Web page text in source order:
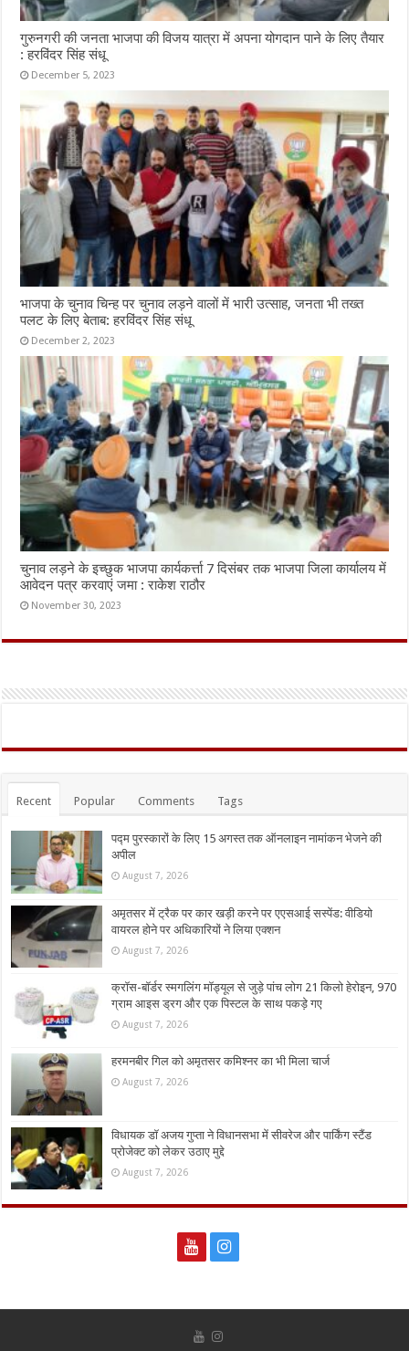
गुरुनगरी की जनता भाजपा की विजय यात्रा में अपना योगदान पाने के लिए तैयार
: हरविंदर सिंह संधू
December 5, 2023
भाजपा के चुनाव चिन्ह पर चुनाव लड़ने वालों में भारी उत्साह, जनता भी तख्त
पलट के लिए बेताब: हरविंदर सिंह संधू
December 2, 2023
चुनाव लड़ने के इच्छुक भाजपा कार्यकर्त्ता 7 दिसंबर तक भाजपा जिला कार्यालय में
आवेदन पत्र करवाएं जमा : राकेश राठौर
November 30, 2023
Recent Popular Comments Tags
पद्म पुरस्कारों के लिए 15 अगस्त तक ऑनलाइन नामांकन भेजने की
अपील
August 7, 2026
अमृतसर में ट्रैक पर कार खड़ी करने पर एएसआई सस्पेंड: वीडियो
वायरल होने पर अधिकारियों ने लिया एक्शन
August 7, 2026
क्रॉस-बॉर्डर स्मगलिंग मॉड्यूल से जुड़े पांच लोग 21 किलो हेरोइन, 970
ग्राम आइस ड्रग और एक पिस्टल के साथ पकड़े गए
August 7, 2026
हरमनबीर गिल को अमृतसर कमिश्नर का भी मिला चार्ज
August 7, 2026
विधायक डॉ अजय गुप्ता ने विधानसभा में सीवरेज और पार्किंग स्टैंड
प्रोजेक्ट को लेकर उठाए मुद्दे
August 7, 2026